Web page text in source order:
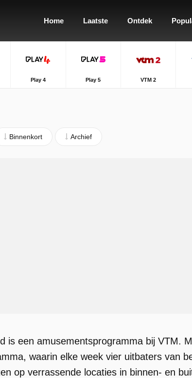
Home Laatste Ontdek
Play 4 Play 5 VTM 2
Binnenkort Archief
is een amusementsprogramma bij VTM.
waarin elke week vier uitbaters van
op verrassende locaties in binnen- en